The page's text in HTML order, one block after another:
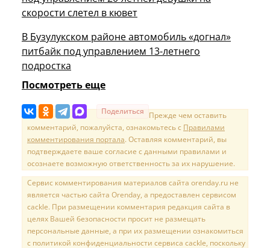
скорости слетел в кювет
В Бузулукском районе автомобиль «догнал»
питбайк под управлением 13-летнего
подростка
Посмотреть еще
Поделиться Прежде чем оставить
комментарий, пожалуйста, ознакомьтесь с Правилами
комментирования портала. Оставляя комментарий, вы
подтверждаете ваше согласие с данными правилами и
осознаете возможную ответственность за их нарушение.
Сервис комментирования материалов сайта orenday.ru не
является частью сайта Orenday, а предоставлен сервисом
cackle. При размещении комментария редакция сайта в
целях Вашей безопасности просит не размещать
персональные данные, а при их размещении ознакомиться
с политикой конфиденциальности сервиса cackle, поскольку